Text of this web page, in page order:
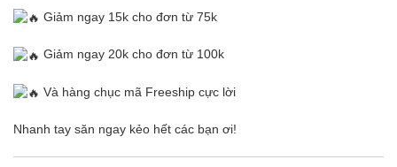
Giảm ngay 15k cho đơn từ 75k
Giảm ngay 20k cho đơn từ 100k
Và hàng chục mã Freeship cực lời
Nhanh tay săn ngay kẻo hết các bạn ơi!